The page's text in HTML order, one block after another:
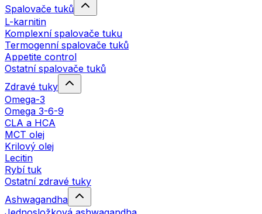
Spalovače tuků
L-karnitin
Komplexní spalovače tuku
Termogenní spalovače tuků
Appetite control
Ostatní spalovače tuků
Zdravé tuky
Omega-3
Omega 3-6-9
CLA a HCA
MCT olej
Krilový olej
Lecitin
Rybí tuk
Ostatní zdravé tuky
Ashwagandha